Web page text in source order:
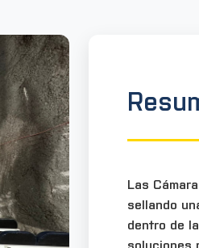
Las
sellando
dentro de
soluciones